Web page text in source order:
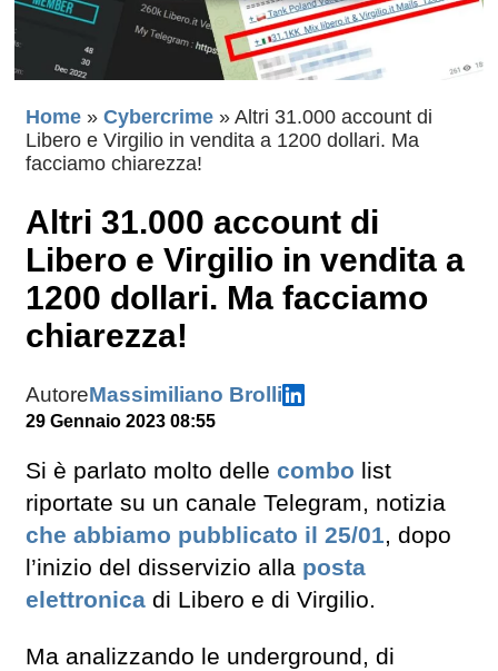
Home » Cybercrime » Altri 31.000 account di
Libero e Virgilio in vendita a 1200 dollari. Ma
facciamo chiarezza!
Altri 31.000 account di
Libero e Virgilio in vendita a
1200 dollari. Ma facciamo
chiarezza!
AutoreMassimiliano Brolli
29 Gennaio 2023 08:55
Si è parlato molto delle combo list
riportate su un canale Telegram, notizia
che abbiamo pubblicato il 25/01, dopo
l’inizio del disservizio alla posta
elettronica di Libero e di Virgilio.
Ma analizzando le underground, di